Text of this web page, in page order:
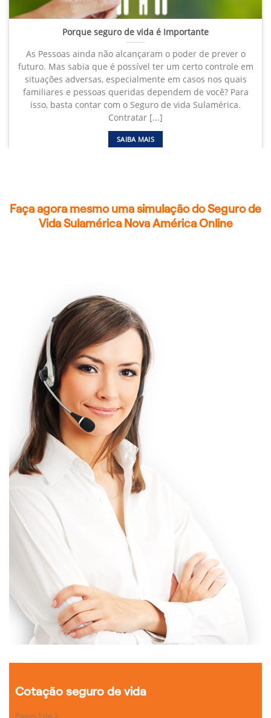
Porque seguro de vida é Importante
As Pessoas ainda não alcançaram o poder de prever o
futuro. Mas sabia que é possível ter um certo controle em
situações adversas, especialmente em casos nos quais
familiares e pessoas queridas dependem de você? Para
isso, basta contar com o Seguro de vida Sulamérica.
Contratar [...]
SAIBA MAIS
Faça agora mesmo uma simulação do Seguro de
Vida Sulamérica Nova América Online
Cotação seguro de vida
Passo 1 de 2